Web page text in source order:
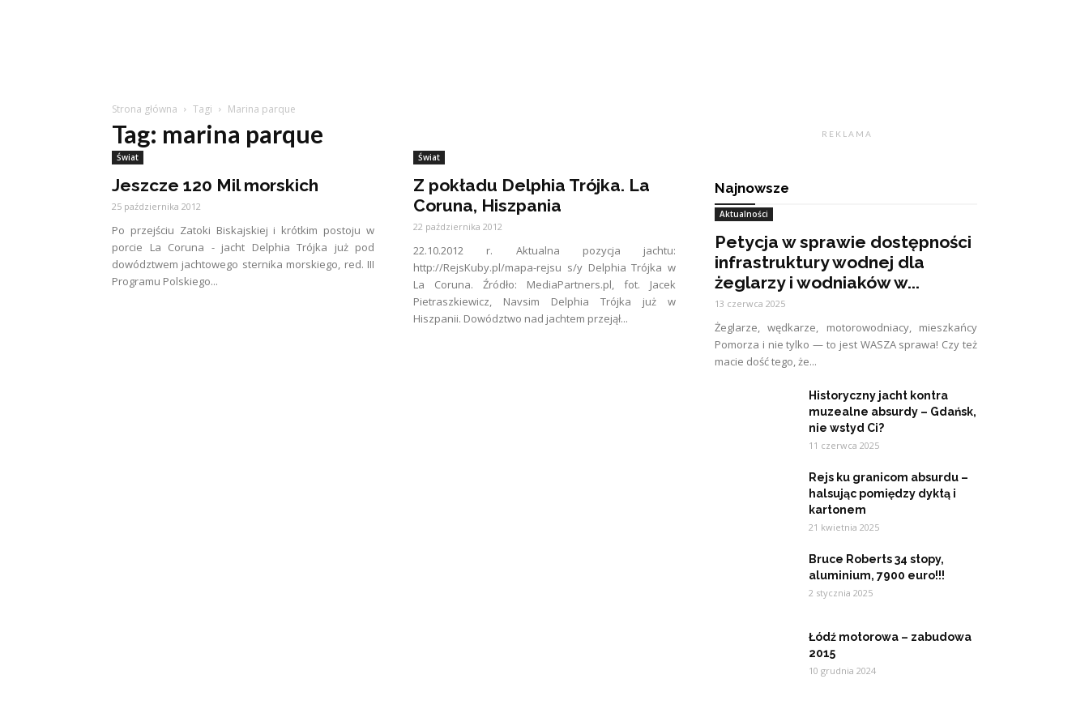
Strona główna Tagi Marina parque
Tag: marina parque
Świat
Jeszcze 120 Mil morskich
25 października 2012
Po przejściu Zatoki Biskajskiej i krótkim postoju w
porcie La Coruna - jacht Delphia Trójka już pod
dowództwem jachtowego sternika morskiego, red. III
Programu Polskiego...
Świat
Z pokładu Delphia Trójka. La
Coruna, Hiszpania
22 października 2012
22.10.2012 r. Aktualna pozycja jachtu:
http://RejsKuby.pl/mapa-rejsu s/y Delphia Trójka w
La Coruna. Źródło: MediaPartners.pl, fot. Jacek
Pietraszkiewicz, Navsim Delphia Trójka już w
Hiszpanii. Dowództwo nad jachtem przejął...
R E K L A M A
Najnowsze
Aktualności
Petycja w sprawie dostępności
infrastruktury wodnej dla
żeglarzy i wodniaków w...
13 czerwca 2025
Żeglarze, wędkarze, motorowodniacy, mieszkańcy
Pomorza i nie tylko — to jest WASZA sprawa! Czy też
macie dość tego, że...
Historyczny jacht kontra
muzealne absurdy – Gdańsk,
nie wstyd Ci?
11 czerwca 2025
Rejs ku granicom absurdu –
halsując pomiędzy dyktą i
kartonem
21 kwietnia 2025
Bruce Roberts 34 stopy,
aluminium, 7900 euro!!!
2 stycznia 2025
Łódź motorowa – zabudowa
2015
10 grudnia 2024